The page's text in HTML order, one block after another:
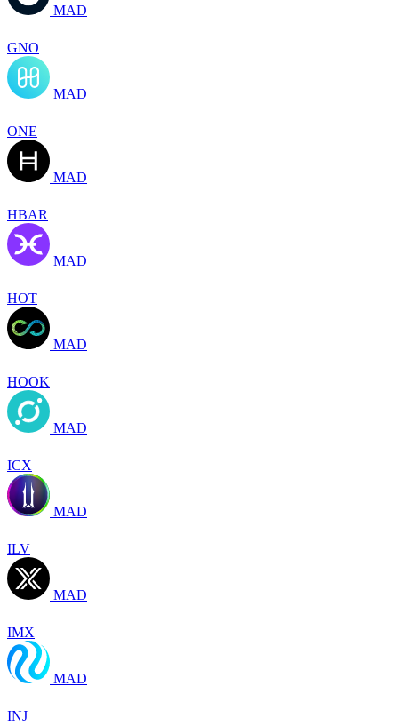
MAD
GNO
MAD
ONE
MAD
HBAR
MAD
HOT
MAD
HOOK
MAD
ICX
MAD
ILV
MAD
IMX
MAD
INJ